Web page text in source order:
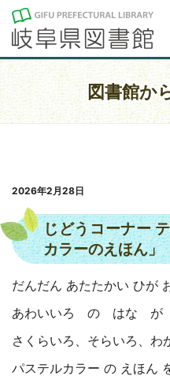
図書館か
2026年2月28日
じどうコーナー
カラーのえほん」
だんだん あたたかい ひが
あわいいろ の はな が
さくらいろ、そらいろ、
パステルカラー の えほん